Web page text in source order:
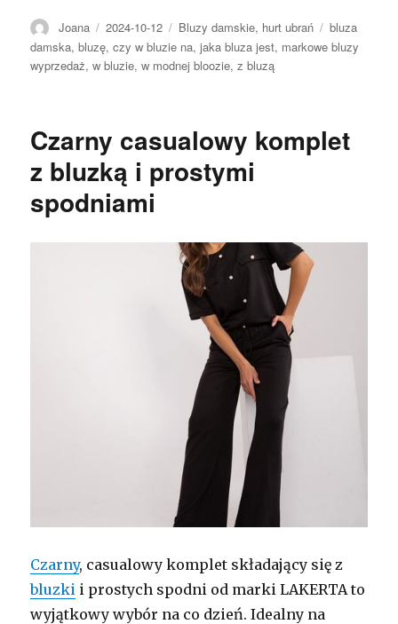
Autor
Joana Opublikowano
2024-10-12 Kategorie
Bluzy damskie, hurt ubrań Tagi
bluza
damska,bluzę,czy w bluzie na,jaka bluza jest, markowe bluzy
wyprzedaż,w bluzie,w modnej bloozie,z bluzą
Czarny casualowy komplet
z bluzką i prostymi
spodniami
Czarny, casualowy komplet składający się z
bluzki i prostych spodni od marki LAKERTA to
wyjątkowy wybór na co dzień. Idealny na